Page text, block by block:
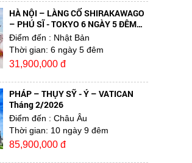
HÀ NỘI – LÀNG CỔ SHIRAKAWAGO
– PHÚ SĨ - TOKYO 6 NGÀY 5 ĐÊM
TẾT NGUYÊN ĐÁN
Điểm đến : Nhật Bản
Thời gian: 6 ngày 5 đêm
31,900,000 đ
PHÁP – THỤY SỸ - Ý – VATICAN
Tháng 2/2026
Điểm đến : Châu Âu
Thời gian: 10 ngày 9 đêm
85,900,000 đ